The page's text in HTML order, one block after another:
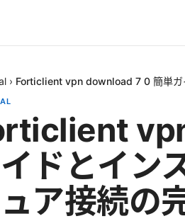
› Forticlient vpn download 7 0 簡単ガ
ドとイン
ア接続の